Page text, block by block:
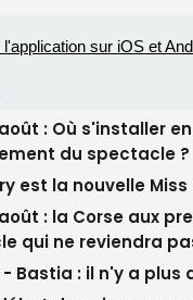
qui ne reviendra pas
de saison
en recul dans les
la newsletter de CNI
les plus importantes